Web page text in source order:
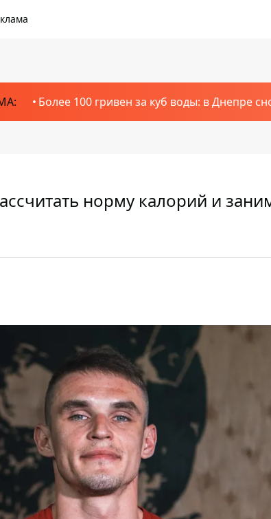
Более 100 гривен за куб воды: в Днепре
норму калорий и